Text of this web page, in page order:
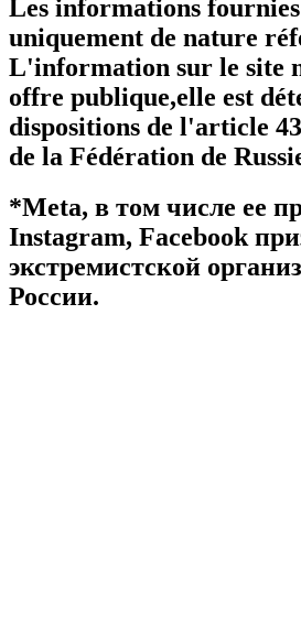
Les informations
uniquement de nature
L'information sur le site
offre publique,elle est
dispositions de l'article
de la Fédération de
*Meta, в том числе ее
Instagram, Facebook
экстремистской
России.